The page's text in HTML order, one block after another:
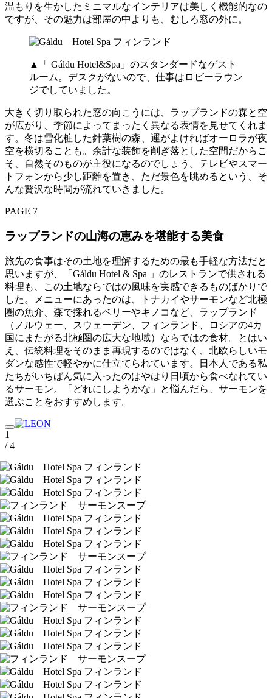
温もりを生かしたミニマルなインテリアは美しく機能的なの
ですが、その魅力は部屋の中よりも、むしろ窓の外に。
▲「 Gáldu Hotel&Spa」のスタンダードなゲスト
ルーム。デスクがないので、仕事はロビーラウン
ジでしていました。
大きく切り取られた窓の向こうには、ラップランドの森と空
が広がり、季節によってまったく異なる表情を見せてくれま
す。冬は雪化粧した針葉樹の森、運がよければオーロラが夜
空を横切ることも。余計な装飾を削ぎ落とした空間だからこ
そ、自然そのものが主役になるのでしょう。テレビやスマー
トフォンから少し距離を置き、ただ景色を眺めるという、そ
んな贅沢な時間が流れていきました。
PAGE 7
ラップランドの山海の恵みを堪能する美食
旅先の食事はその土地を理解するための最も手軽な方法だと
思いますが、「Gáldu Hotel & Spa 」のレストランで供される
料理も、この土地ならではの風味を実感できるものばかりで
した。メニューにあったのは、トナカイやサーモンなど北極
圏の魚介、森で採れるベリーやキノコなど、ラップランド
（ノルウェー、スウェーデン、フィンランド、ロシアの4カ
国にまたがる北極圏の広大な地域）ならではの食材。とはい
え、伝統料理をそのまま再現するのではなく、北欧らしいモ
ダンな感性で軽やかに仕立てられています。日本人である私
たちがいちばん気に入ったのはやはり日頃から食べなれてい
るサーモン。「どれにしようかな」と悩んだら、サーモンを
選ぶことをおすすめします。
1
/ 4